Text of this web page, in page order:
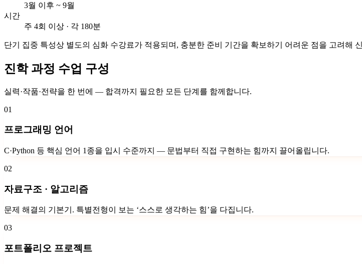
3월 이후 ~ 9월
시간
주 4회 이상 · 각 180분
단기 집중 특성상 별도의 심화 수강료가 적용되며, 충분한 준비 기간을 확보하기 어려운 점을 고려해
진학 과정 수업 구성
실력·작품·전략을 한 번에 — 합격까지 필요한 모든 단계를 함께합니다.
01
프로그래밍 언어
C·Python 등 핵심 언어 1종을 입시 수준까지 — 문법부터 직접 구현하는 힘까지 끌어올립니다.
02
자료구조 · 알고리즘
문제 해결의 기본기. 특별전형이 보는 ‘스스로 생각하는 힘’을 다집니다.
03
포트폴리오 프로젝트